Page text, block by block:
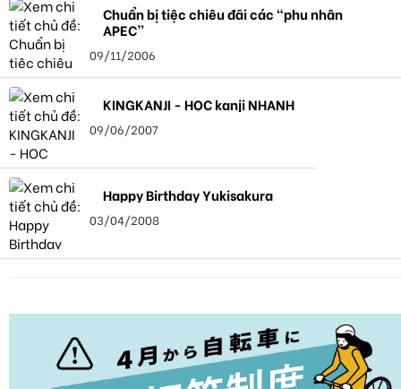
Chuẩn bị tiệc chiêu đãi các “phu nhân
APEC”
09/11/2006
KINGKANJI - HỌC kanji NHANH
09/06/2007
Happy Birthday Yukisakura
03/04/2008